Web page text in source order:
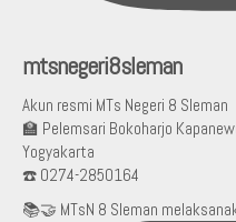
mtsnegeri8sleman
Akun resmi MTs Negeri 8 Sleman
🏫 Pelemsari Bokoharjo
Yogyakarta
☎️ 0274-2850164
📚🤝 MTsN 8 Sleman